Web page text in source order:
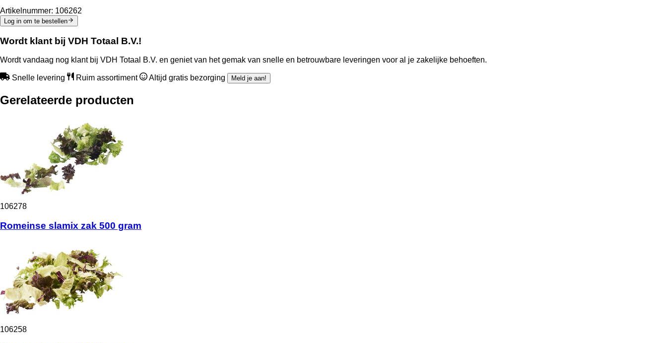
Artikelnummer: 106262
Log in om te bestellen
Wordt klant bij VDH Totaal B.V.!
Wordt vandaag nog klant bij VDH Totaal B.V. en geniet van het gemak van snelle en betrouwbare leveringen voor al je zakelijke behoeften.
Snelle levering Ruim assortiment Altijd gratis bezorging Meld je aan!
Gerelateerde producten
106278
Romeinse slamix zak 500 gram
106258